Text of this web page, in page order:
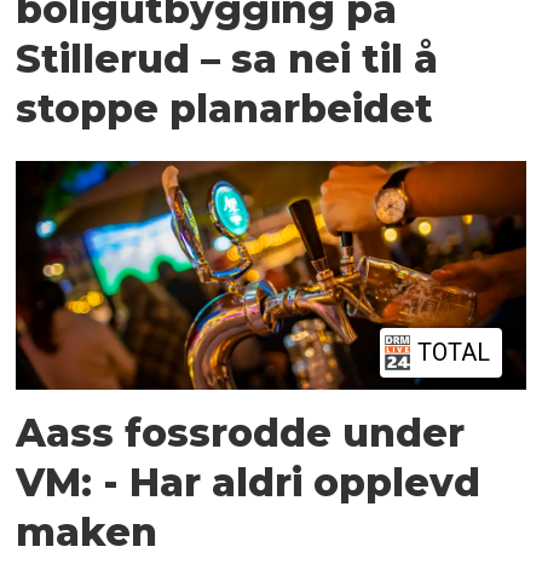
Stillerud – sa nei til å
stoppe planarbeidet
TOTAL
Aass fossrodde under
VM: - Har aldri opplevd
maken